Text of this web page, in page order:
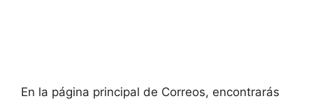
En la página principal de Correos, encontrarás